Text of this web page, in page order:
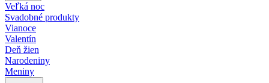
Veľká noc
Svadobné produkty
Vianoce
Valentín
Deň žien
Narodeniny
Meniny